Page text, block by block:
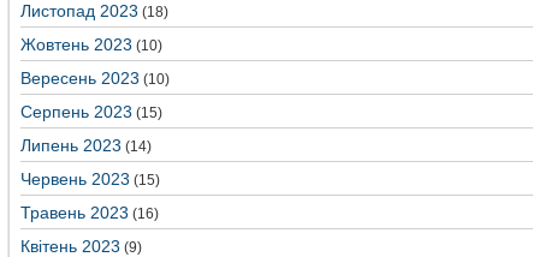
Листопад 2023 (18)
Жовтень 2023 (10)
Вересень 2023 (10)
Серпень 2023 (15)
Липень 2023 (14)
Червень 2023 (15)
Травень 2023 (16)
Квітень 2023 (9)